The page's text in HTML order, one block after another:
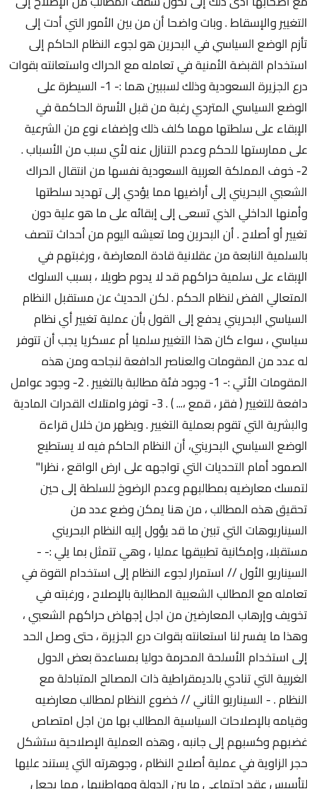
التغيير والإسقاط . وبات واضحا أن من بين الأمور التي أدت إلى
تأزم الوضع السياسي في البحرين هو لجوء النظام الحاكم إلى
استخدام القبضة الأمنية في تعامله مع الحراك واستعانته بقوات
درع الجزيرة السعودية وذلك لسببين هما :- 1- السيطرة على
الوضع السياسي المتردي رغبة من قبل الأسرة الحاكمة في
الإبقاء على سلطتها مهما كلف ذلك وإضفاء نوع من الشرعية
على ممارستها للحكم وعدم التنازل عنه لأي سبب من الأسباب .
2- خوف المملكة العربية السعودية نفسها من انتقال الحراك
الشعبي البحريني إلى أراضيها مما يؤدي إلى تهديد سلطتها
وأمنها الداخلي الذي تسعى إلى إبقائه على ما هو علية دون
تغيير أو أصلاح . أن البحرين وما تعيشه اليوم من أحداث تتصف
بالسلمية النابعة من عقلانية قادة المعارضة ، ورغبتهم في
الإبقاء على سلمية حراكهم قد لا يدوم طويلا ، بسبب السلوك
المتعالي الفض لنظام الحكم . لكن الحديث عن مستقبل النظام
السياسي البحريني يدفع إلى القول بأن عملية تغيير أي نظام
سياسي ، سواء كان هذا التغيير سلميا أم عسكريا يجب أن تتوفر
له عدد من المقومات والعناصر الدافعة لنجاحه ومن هذه
المقومات الأتي :- 1- وجود فئة مطالبة بالتغيير . 2- وجود عوامل
دافعة للتغيير ( فقر ، قمع ،... ) . 3- توفر وامتلاك القدرات المادية
والبشرية التي تقوم بعملية التغيير . ويظهر من خلال قراءة
الوضع السياسي البحريني، أن النظام الحاكم فيه لا يستطيع
الصمود أمام التحديات التي تواجهه على ارض الواقع ، نظرا"
لتمسك معارضيه بمطالبهم وعدم الرضوخ للسلطة إلى حين
تحقيق هذه المطالب ، من هنا يمكن وضع عدد من
السيناريوهات التي تبين ما قد يؤول إليه النظام البحريني
مستقبلا، وإمكانية تطبيقها عمليا ، وهي تتمثل بما يلي :- -
السيناريو الأول // استمرار لجوء النظام إلى استخدام القوة في
تعامله مع المطالب الشعبية المطالبة بالإصلاح ، ورغبته في
تخويف وإرهاب المعارضين من اجل إجهاض حراكهم الشعبي ،
وهذا ما يفسر لنا استعانته بقوات درع الجزيرة ، حتى وصل الحد
إلى استخدام الأسلحة المحرمة دوليا بمساعدة بعض الدول
الغربية التي تنادي بالديمقراطية ذات المصالح المتبادلة مع
النظام . - السيناريو الثاني // خضوع النظام لمطالب معارضيه
وقيامه بالإصلاحات السياسية المطالب بها من اجل امتصاص
غضبهم وكسبهم إلى جانبه ، وهذه العملية الإصلاحية ستشكل
حجر الزاوية في عملية أصلاح النظام ، وجوهرته التي يستند عليها
لتأسيس عقد اجتماعي ما بين الدولة ومواطنيها ، مما يجعل